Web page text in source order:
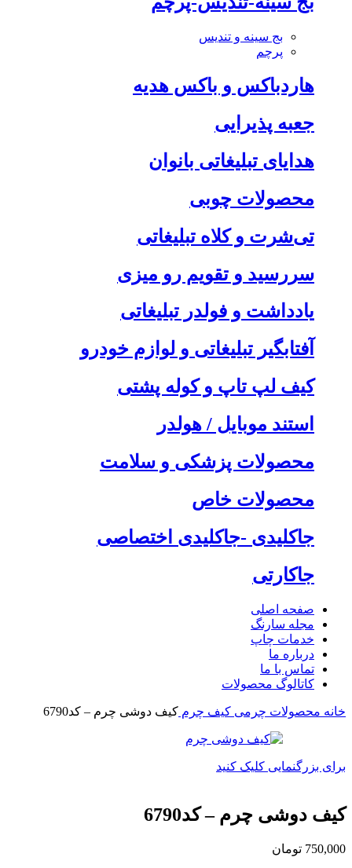
بج سینه و تندیس
پرچم
هاردباکس و باکس هدیه
جعبه پذیرایی
هدایای تبلیغاتی بانوان
محصولات چوبی
تی‌شرت و کلاه تبلیغاتی
سررسید و تقویم رو میزی
یادداشت و فولدر تبلیغاتی
آفتابگیر تبلیغاتی و لوازم خودرو
کیف لپ تاپ و کوله پشتی
استند موبایل / هولدر
محصولات پزشکی و سلامت
محصولات خاص
جاکلیدی -جاکلیدی اختصاصی
جاکارتی
صفحه اصلی
مجله سارنگ
خدمات چاپ
درباره ما
تماس با ما
کاتالوگ محصولات
خانه محصولات چرمی کیف چرم کیف دوشی چرم – کد6790
برای بزرگنمایی کلیک کنید
کیف دوشی چرم – کد6790
750,000 تومان